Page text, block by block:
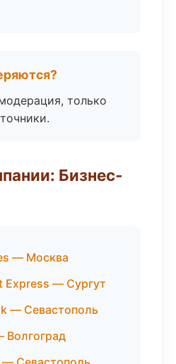
только
Бизнес-
— Москва
Express — Сургут
— Севастополь